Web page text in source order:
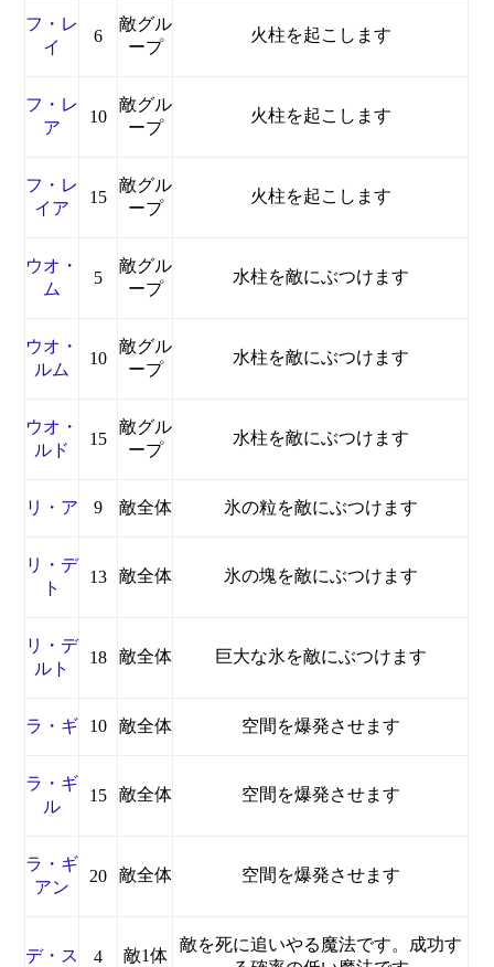
フ・レ
イ
6
敵グル
ープ
火柱を起こします
フ・レ
ア
10
敵グル
ープ
火柱を起こします
フ・レ
イア
15
敵グル
ープ
火柱を起こします
ウオ・
ム
5
敵グル
ープ
水柱を敵にぶつけます
ウオ・
ルム
10
敵グル
ープ
水柱を敵にぶつけます
ウオ・
ルド
15
敵グル
ープ
水柱を敵にぶつけます
リ・ア 9 敵全体 氷の粒を敵にぶつけます
リ・デ
ト
13 敵全体 氷の塊を敵にぶつけます
リ・デ
ルト
18 敵全体 巨大な氷を敵にぶつけます
ラ・ギ 10 敵全体 空間を爆発させます
ラ・ギ
ル
15 敵全体 空間を爆発させます
ラ・ギ
アン
20 敵全体 空間を爆発させます
デ・ス 4 敵1体
敵を死に追いやる魔法です。成功す